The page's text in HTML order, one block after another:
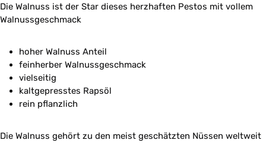
Die Walnuss ist der Star dieses herzhaften Pestos mit vollem
Walnussgeschmack
hoher Walnuss Anteil
feinherber Walnussgeschmack
vielseitig
kaltgepresstes Rapsöl
rein pflanzlich
Die Walnuss gehört zu den meist geschätzten Nüssen weltweit